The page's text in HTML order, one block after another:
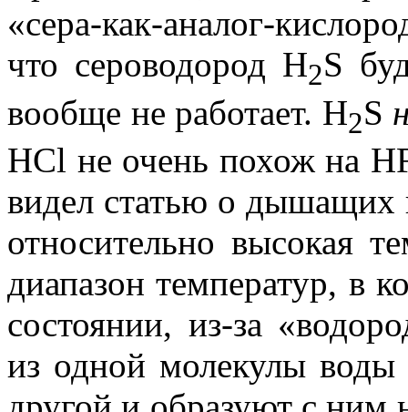
«сера-как-аналог-
что сероводород H2S
вообще не работает. H2S
HCl не очень похож на
видел статью о дышащих
относительно высокая
диапазон температур, в
состоянии, из-за
из одной молекулы воды